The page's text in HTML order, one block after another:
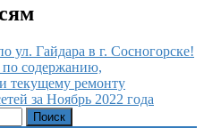
Гайдара в г. Сосногорске!
содержанию,
текущему ремонту
за Ноябрь 2022 года